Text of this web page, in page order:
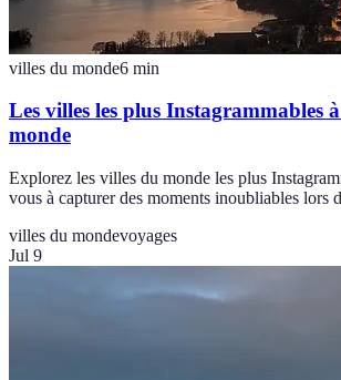
villes du monde6 min
Les villes les plus Instagrammables
monde
Explorez les villes du monde les plus
vous à capturer des moments inoubliables lors
villes du mondevoyages
Jul 9